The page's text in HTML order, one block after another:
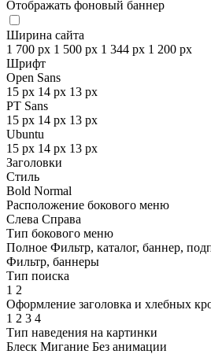
Отображать фоновый баннер
Ширина сайта
1 700 px 1 500 px 1 344 px 1 200 px
Шрифт
Open Sans
15 px 14 px 13 px
PT Sans
15 px 14 px 13 px
Ubuntu
15 px 14 px 13 px
Заголовки
Стиль
Bold Normal
Расположение бокового меню
Слева Справа
Тип бокового меню
Полное Фильтр, каталог, баннер,
Фильтр, баннеры
Тип поиска
1 2
Оформление заголовка и хлебных
1 2 3 4
Тип наведения на картинки
Блеск Мигание Без анимации